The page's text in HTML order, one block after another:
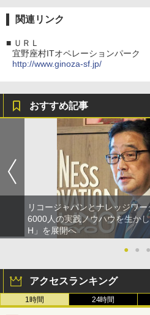
関連リンク
■ ＵＲＬ
宜野座村ITオペレーションパーク
http://www.ginoza-sf.jp/
おすすめ記事
リコージャパンとナレッジワ
6000人の実践ノウハウを生か
H」を展開へ
●
● ●
アクセスランキング
1時間 24時間